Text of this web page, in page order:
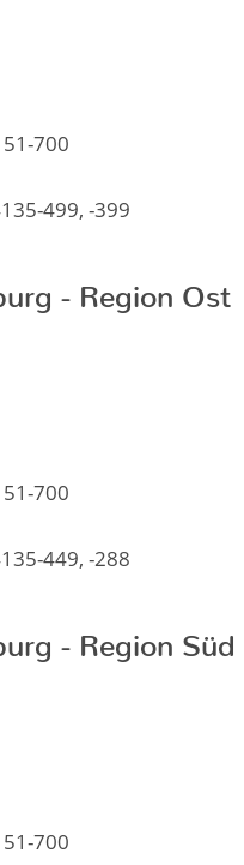
700
499, -399
- Region Ost
700
449, -288
- Region Süd
700